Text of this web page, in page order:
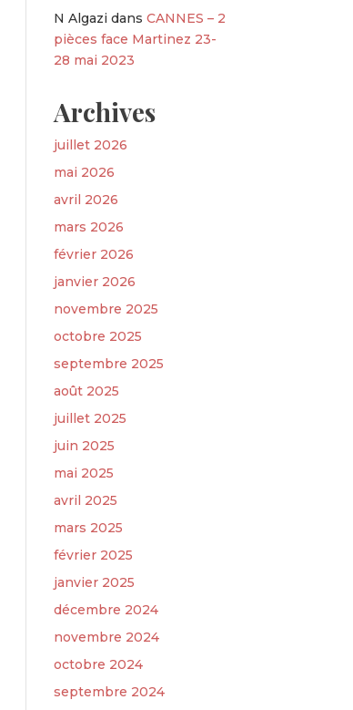
N Algazi dansCANNES – 2
pièces face Martinez 23-
28 mai 2023
Archives
juillet 2026
mai 2026
avril 2026
mars 2026
février 2026
janvier 2026
novembre 2025
octobre 2025
septembre 2025
août 2025
juillet 2025
juin 2025
mai 2025
avril 2025
mars 2025
février 2025
janvier 2025
décembre 2024
novembre 2024
octobre 2024
septembre 2024